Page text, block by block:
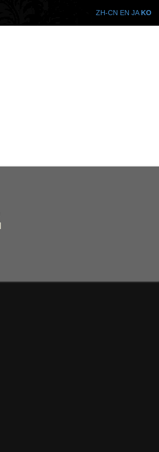
ZH-CN EN JA KO